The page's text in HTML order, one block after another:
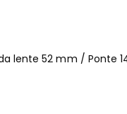
lente 52 mm / Ponte